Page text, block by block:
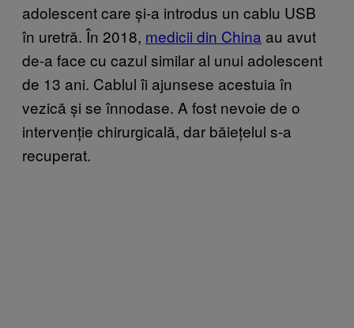
adolescent care și-a introdus un cablu USB
în uretră. În 2018, medicii din China au avut
de-a face cu cazul similar al unui adolescent
de 13 ani. Cablul îi ajunsese acestuia în
vezică și se înnodase. A fost nevoie de o
intervenție chirurgicală, dar băiețelul s-a
recuperat.